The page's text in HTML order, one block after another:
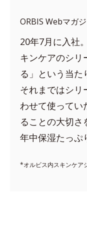
ORBIS Webマガ
20年7月に入社
キンケアのシリ
る」という当た
それまではシ
わせて使ってい
ることの大切さ
年中保湿たっぷ
*オルビス内スキンケア